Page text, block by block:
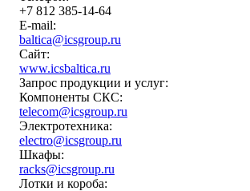
+7 812 385-14-64
E-mail:
baltica@icsgroup.ru
Сайт:
www.icsbaltica.ru
Запрос продукции и услуг:
Компоненты СКС:
telecom@icsgroup.ru
Электротехника:
electro@icsgroup.ru
Шкафы:
racks@icsgroup.ru
Лотки и короба: